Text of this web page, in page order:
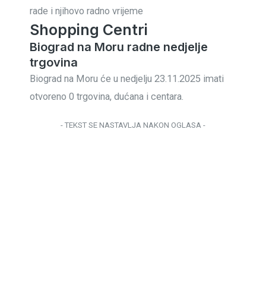
rade i njihovo radno vrijeme
Shopping Centri
Biograd na Moru radne nedjelje
trgovina
Biograd na Moru će u nedjelju 23.11.2025 imati
otvoreno 0 trgovina, dućana i centara.
- TEKST SE NASTAVLJA NAKON OGLASA -